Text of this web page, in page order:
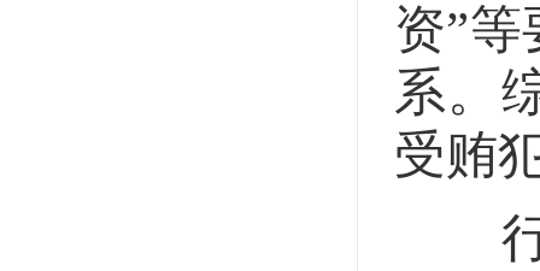
资”
系。
受贿
行